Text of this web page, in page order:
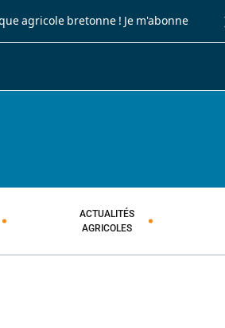
agricole bretonne ! Je m'abonne
ACTUALITÉS
AGRICOLES